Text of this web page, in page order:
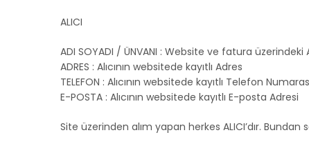
ALICI
ADI SOYADI / ÜNVANI : Website ve fatura üzerindeki
ADRES : Alıcının websitede kayıtlı Adres
TELEFON : Alıcının websitede kayıtlı Telefon
E-POSTA : Alıcının websitede kayıtlı E-posta Adresi
Site üzerinden alım yapan herkes ALICI’dır. Bundan